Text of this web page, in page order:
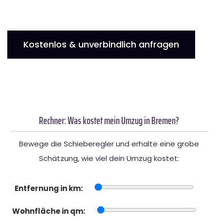
Kostenlos & unverbindlich anfragen
Rechner: Was kostet mein Umzug in Bremen?
Bewege die Schieberegler und erhalte eine grobe
Schätzung, wie viel dein Umzug kostet:
Entfernung in km:
Wohnfläche in qm: